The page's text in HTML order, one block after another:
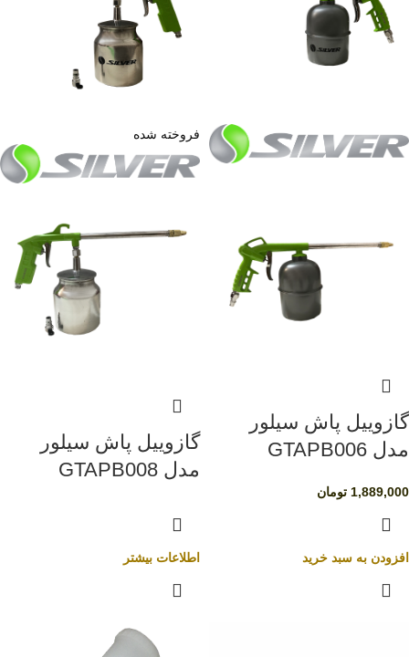
گازوییل پاش سیلور
مدل GTAPB006
1,889,000 تومان
افزودن به سبد خرید
فروخته شده
گازوییل پاش سیلور
مدل GTAPB008
اطلاعات بیشتر